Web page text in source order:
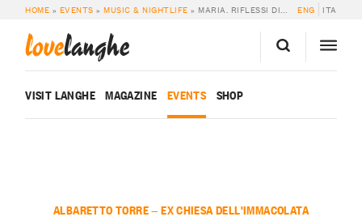
HOME » EVENTS »MUSIC & NIGHTLIFE » MARIA. RIFLESSI DI GRAZIA ENG ITA
lovelanghe
VISIT LANGHE MAGAZINE EVENTS SHOP
ALBARETTO TORRE — EX CHIESA DELL'IMMACOLATA